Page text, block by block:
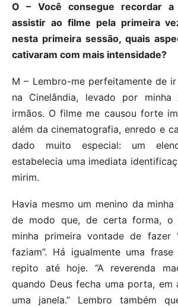
O – Você consegue recordar a
assistir ao filme pela primeira
nesta primeira sessão, quais
cativaram com mais intensidade?
M – Lembro-me perfeitamente de
na Cinelândia, levado por
irmãos. O filme me causou forte
além da cinematografia, enredo e
dado muito especial: um
estabelecia uma imediata
mirim.
Havia mesmo um menino da
de modo que, de certa forma, o
minha primeira vontade de fazer
faziam”. Há igualmente uma
repito até hoje. “A reverenda
quando Deus fecha uma porta, em
uma janela.” Lembro também